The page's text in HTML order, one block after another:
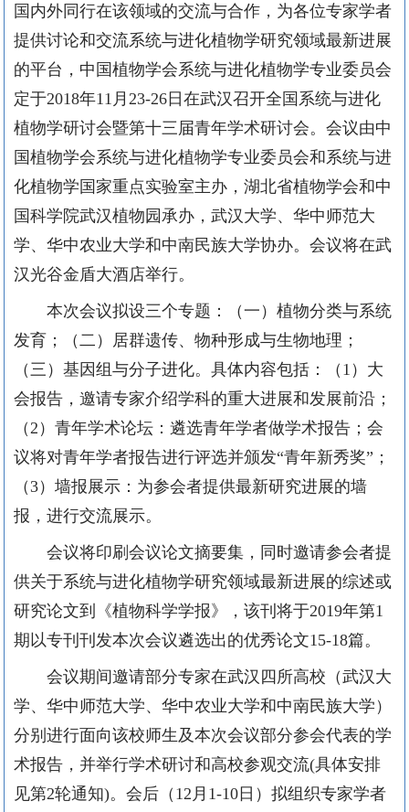
国内外同行在该领域的交流与合作，为各位专家学者
提供讨论和交流系统与进化植物学研究领域最新进展
的平台，中国植物学会系统与进化植物学专业委员会
定于2018年11 月 23-26日在武汉召开全国系统与进化
植物学研讨会暨第十三届青年学术研讨会。会议由中
国植物学会系统与进化植物学专业委员会和系统与进
化植物学国家重点实验室主办，湖北省植物学会和中
国科学院武汉植物园承办，武汉大学、华中师范大
学、华中农业大学和中南民族大学协办。会议将在武
汉光谷金盾大酒店举行。
本次会议拟设三个专题：（一）植物分类与系统
发育；（二）居群遗传、物种形成与生物地理；
（三）基因组与分子进化。具体内容包括：（ 1 ）大
会报告，邀请专家介绍学科的重大进展和发展前沿；
（ 2 ）青年学术论坛：遴选青年学者做学术报告；会
议将对青年学者报告进行评选并颁发“青年新秀奖”；
（3）墙报展示：为参会者提供最新研究进展的墙
报，进行交流展示。
会议将印刷会议论文摘要集，同时邀请参会者提
供关于系统与进化植物学研究领域最新进展的综述或
研究论文到《植物科学学报》，该刊将于2019年第1
期以专刊刊发本次会议遴选出的优秀论文15-18篇。
会议期间邀请部分专家在武汉四所高校（武汉大
学、华中师范大学、华中农业大学和中南民族大学）
分别进行面向该校师生及本次会议部分参会代表的学
术报告，并举行学术研讨和高校参观交流(具体安排
见第2轮通知)。会后（ 12 月 1-10日）拟组织专家学者